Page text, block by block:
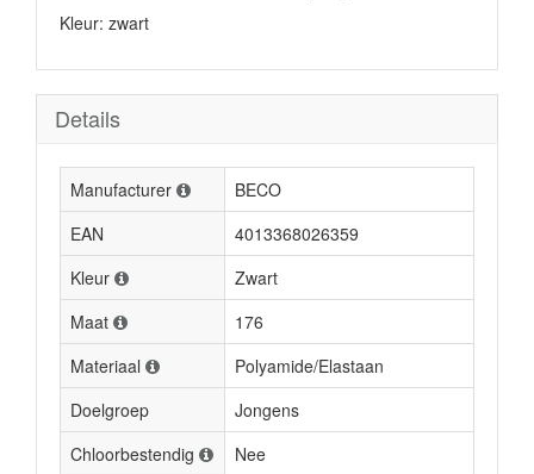
Kleur: zwart
Details
Manufacturer
BECO
EAN
4013368026359
Kleur
Zwart
Maat
176
Materiaal
Polyamide/Elastaan
Doelgroep
Jongens
Chloorbestendig
Nee